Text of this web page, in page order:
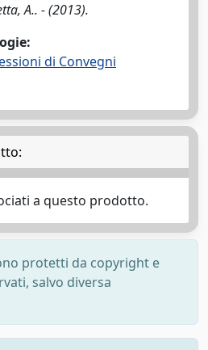
A.. - (2013).
di Convegni
a questo prodotto.
protetti da copyright e
salvo diversa